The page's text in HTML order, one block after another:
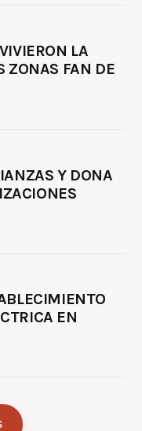
LA
ZONAS FAN DE
Y DONA
EN